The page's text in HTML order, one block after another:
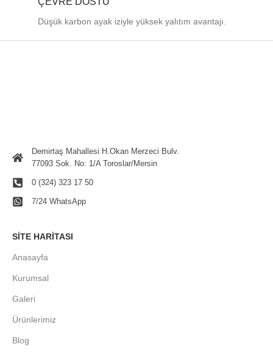
Düşük karbon ayak iziyle yüksek yalıtım avantajı.
Demirtaş Mahallesi H.Okan Merzeci Bulv.
77093 Sok. No: 1/A Toroslar/Mersin
0 (324) 323 17 50
7/24 WhatsApp
SITE HARITASI
Anasayfa
Kurumsal
Galeri
Ürünlerimiz
Blog